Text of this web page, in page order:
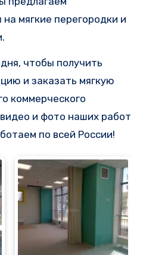
мягкие перегородки и
чтобы получить
и заказать мягкую
коммерческого
и фото наших работ
по всей России!